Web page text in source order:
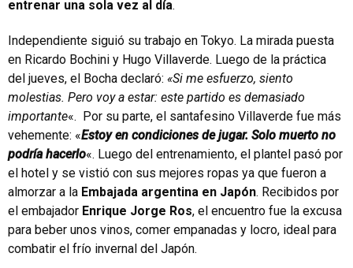
entrenar una sola vez al día.
Independiente siguió su trabajo en Tokyo. La mirada puesta
en Ricardo Bochini y Hugo Villaverde. Luego de la práctica
del jueves, el Bocha declaró: «Si me esfuerzo, siento
molestias. Pero voy a estar: este partido es demasiado
importante«. Por su parte, el santafesino Villaverde fue más
vehemente: «Estoy en condiciones de jugar. Solo muerto no
podría hacerlo«. Luego del entrenamiento, el plantel pasó por
el hotel y se vistió con sus mejores ropas ya que fueron a
almorzar a la Embajada argentina en Japón. Recibidos por
el embajador Enrique Jorge Ros, el encuentro fue la excusa
para beber unos vinos, comer empanadas y locro, ideal para
combatir el frío invernal del Japón.